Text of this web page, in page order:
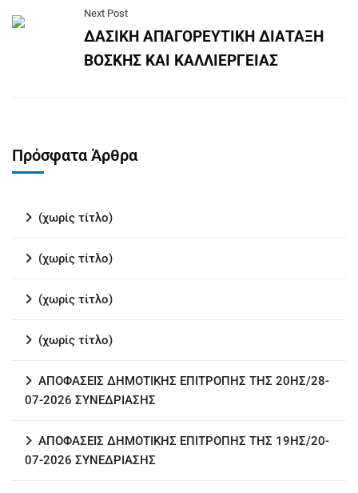
Next Post
ΔΑΣΙΚΗ ΑΠΑΓΟΡΕΥΤΙΚΗ ΔΙΑΤΑΞΗ
ΒΟΣΚΗΣ ΚΑΙ ΚΑΛΛΙΕΡΓΕΙΑΣ
Πρόσφατα Άρθρα
(χωρίς τίτλο)
(χωρίς τίτλο)
(χωρίς τίτλο)
(χωρίς τίτλο)
ΑΠΟΦΑΣΕΙΣ ΔΗΜΟΤΙΚΗΣ ΕΠΙΤΡΟΠΗΣ ΤΗΣ 20ΗΣ/28-
07-2026 ΣΥΝΕΔΡΙΑΣΗΣ
ΑΠΟΦΑΣΕΙΣ ΔΗΜΟΤΙΚΗΣ ΕΠΙΤΡΟΠΗΣ ΤΗΣ 19ΗΣ/20-
07-2026 ΣΥΝΕΔΡΙΑΣΗΣ